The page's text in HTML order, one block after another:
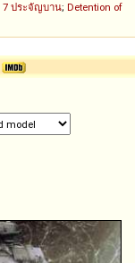
7 ประจัญบาน; Detention of